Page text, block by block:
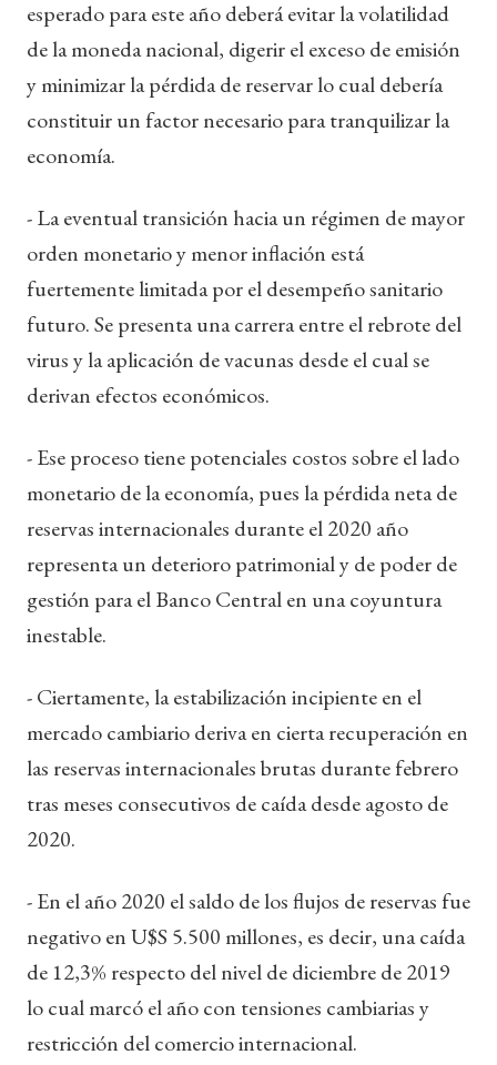
esperado para este año deberá evitar la volatilidad
de la moneda nacional, digerir el exceso de emisión
y minimizar la pérdida de reservar lo cual debería
constituir un factor necesario para tranquilizar la
economía.
- La eventual transición hacia un régimen de mayor
orden monetario y menor inflación está
fuertemente limitada por el desempeño sanitario
futuro. Se presenta una carrera entre el rebrote del
virus y la aplicación de vacunas desde el cual se
derivan efectos económicos.
- Ese proceso tiene potenciales costos sobre el lado
monetario de la economía, pues la pérdida neta de
reservas internacionales durante el 2020 año
representa un deterioro patrimonial y de poder de
gestión para el Banco Central en una coyuntura
inestable.
- Ciertamente, la estabilización incipiente en el
mercado cambiario deriva en cierta recuperación en
las reservas internacionales brutas durante febrero
tras meses consecutivos de caída desde agosto de
2020.
- En el año 2020 el saldo de los flujos de reservas fue
negativo en U$S 5.500 millones, es decir, una caída
de 12,3% respecto del nivel de diciembre de 2019
lo cual marcó el año con tensiones cambiarias y
restricción del comercio internacional.